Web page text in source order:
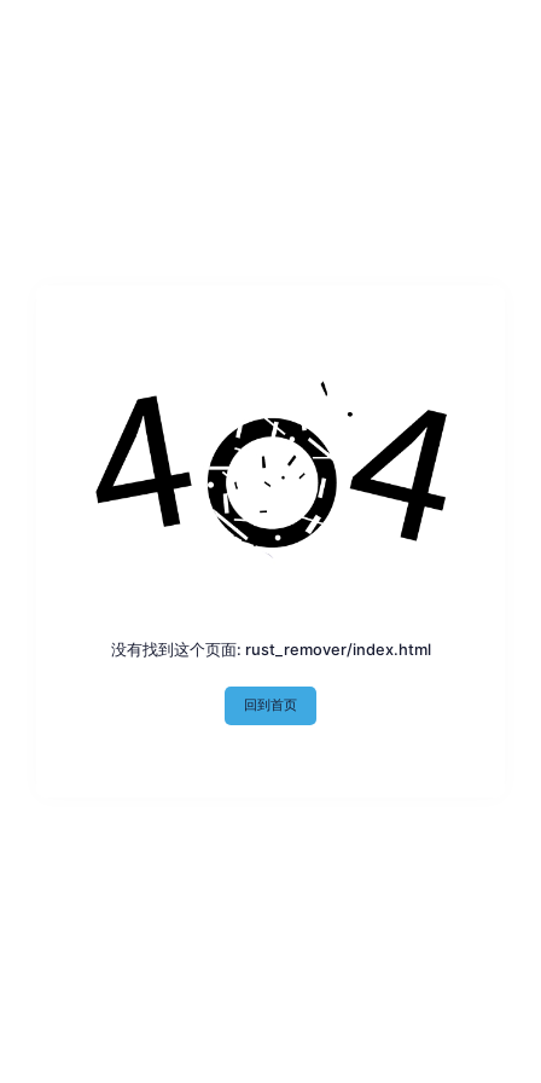
没有找到这个页面: rust_remover/index.html
回到首页